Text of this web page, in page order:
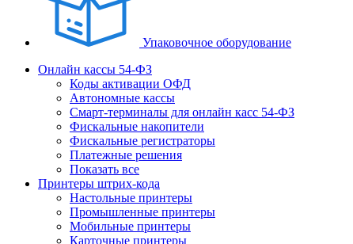
Упаковочное оборудование
Онлайн кассы 54-ФЗ
Коды активации ОФД
Автономные кассы
Смарт-терминалы для онлайн касс 54-ФЗ
Фискальные накопители
Фискальные регистраторы
Платежные решения
Показать все
Принтеры штрих-кода
Настольные принтеры
Промышленные принтеры
Мобильные принтеры
Карточные принтеры